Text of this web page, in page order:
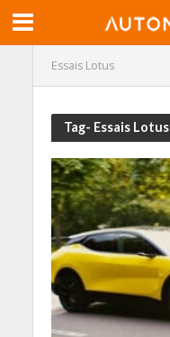
Essais Lotus
Tag- Essais Lotus